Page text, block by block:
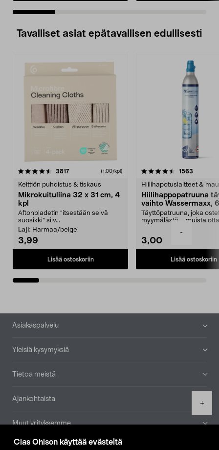
Clas Ohlson käyttää evästeitä
-
+
Tavalliset asiat epätavallisen edullisesti
3817arvostelut (1,00/kpl)
Keittiön puhdistus & tiskaus
Mikrokuituliina 32 x 31 cm, 4
kpl
Aftonbladetin "itsestään selvä
suosikki" siiv...
Laji: Harmaa/beige
3,99
Lisää ostoskoriin
4.5viidestä
1563
Hiilihapotuslaitteet &
Hiilihappopatruuna
vaihto Wassermaxx,
Täyttöpatruuna, joka
myymälästä – muista
3,00
Lisää ostoskoriin
4.5viidestä
Alatunniste
Asiakaspalvelu
Yleisiä kysymyksiä
Tietoa meistä
Ajankohtaista
Muut yrityksemme
Etsi myymälä